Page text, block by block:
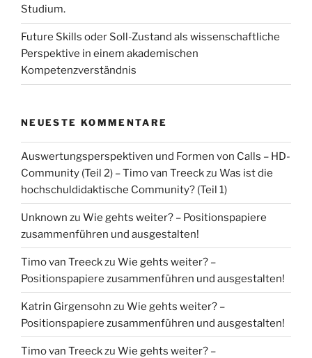
Studium.
Future Skills oder Soll-Zustand als wissenschaftliche
Perspektive in einem akademischen
Kompetenzverständnis
NEUESTE KOMMENTARE
Auswertungsperspektiven und Formen von Calls – HD-
Community (Teil 2) – Timo van Treeckzu Was ist die
hochschuldidaktische Community? (Teil 1)
Unknown zu Wie gehts weiter? – Positionspapiere
zusammenführen und ausgestalten!
Timo van Treeckzu Wie gehts weiter? –
Positionspapiere zusammenführen und ausgestalten!
Katrin Girgensohn zu Wie gehts weiter? –
Positionspapiere zusammenführen und ausgestalten!
Timo van Treeckzu Wie gehts weiter? –